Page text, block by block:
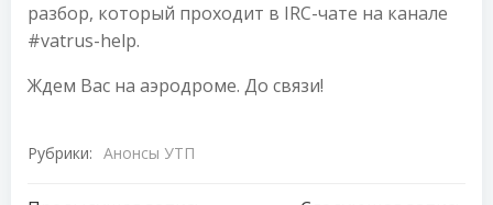
разбор, который проходит в IRC-чате на канале
#vatrus-help.
Ждем Вас на аэродроме. До связи!
Рубрики: Анонсы УТП